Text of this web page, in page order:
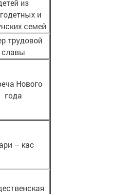
из
и
семей
трудовой
славы
Нового
года
– кас